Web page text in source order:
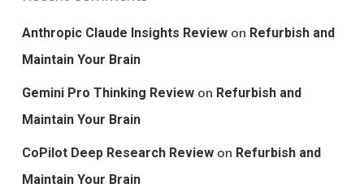
Anthropic Claude Insights Reviewon Refurbish and
Maintain Your Brain
Gemini Pro Thinking Reviewon Refurbish and
Maintain Your Brain
CoPilot Deep Research Reviewon Refurbish and
Maintain Your Brain